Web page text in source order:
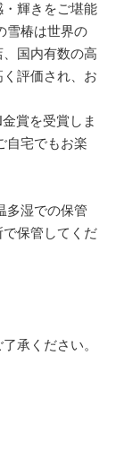
輝きをご堪能
雪椿は世界の
国内有数の高
評価され、お
賞を受賞しま
自宅でもお楽
多湿での保管
保管してくだ
承ください。